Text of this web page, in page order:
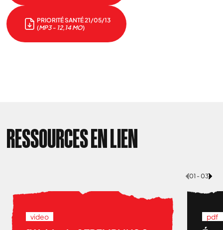
PRIORITÉ SANTÉ 21/05/13
(MP3 - 12,14 MO)
RESSOURCES EN LIEN
01 - 03
video pdf